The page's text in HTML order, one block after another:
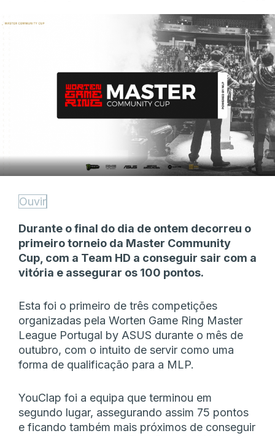
Ouvir
Durante o final do dia de ontem decorreu o
primeiro torneio da Master Community
Cup, com a Team HD a conseguir sair com a
vitória e assegurar os 100 pontos.
Esta foi o primeiro de três competições
organizadas pela Worten Game Ring Master
League Portugal by ASUS durante o mês de
outubro, com o intuito de servir como uma
forma de qualificação para a MLP.
YouClap foi a equipa que terminou em
segundo lugar, assegurando assim 75 pontos
e ficando também mais próximos de conseguir